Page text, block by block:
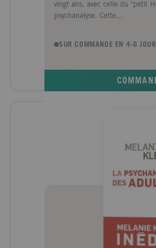
vingt ans, avec celle du "petit
psychanalyse. Cette...
SUR COMMANDE EN 4-6